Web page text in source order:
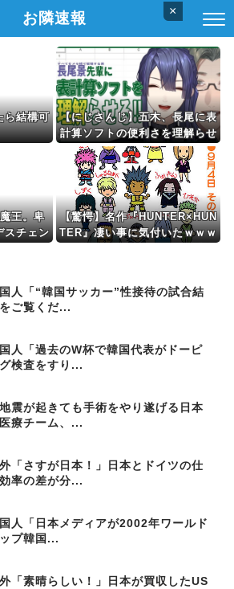
×
お隣速報
ら結構可
【にじさんじ】五木、長尾に表
計算ソフトの便利さを理解らせ
る『エクセルに感動してるおじ
さん見てなんか感動する』
王。卑
スチェン
【驚愕】名作『HUNTER×HUN
TER』凄い事に気付いたｗｗｗ
人「“韓国サッカー”性接待の試合結
ご覧くだ...
人「過去のW杯で韓国代表がドーピ
検査をすり...
震が起きても手術をやり遂げる日本
療チーム、...
「さすが日本！」日本とドイツの仕
率の差が分...
人「日本メディアが2002年ワールド
プ韓国...
「素晴らしい！」日本が買収したUS